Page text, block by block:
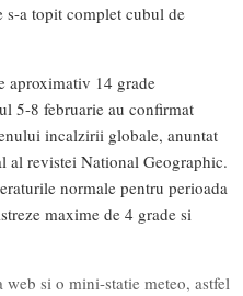
s-a topit complet cubul de
aproximativ 14 grade
5-8 februarie au confirmat
incalzirii globale, anuntat
al revistei National Geographic.
normale pentru perioada
maxime de 4 grade si
web si o mini-statie meteo, astfel